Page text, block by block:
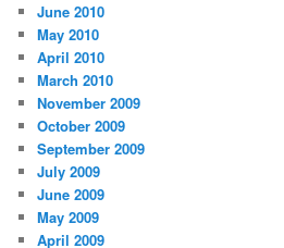
June 2010
May 2010
April 2010
March 2010
November 2009
October 2009
September 2009
July 2009
June 2009
May 2009
April 2009